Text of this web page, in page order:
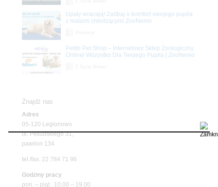
Upały wracają! Zadbaj o komfort swojego pupila
z matami chłodzącymi ZooNemo
Petito Pet Shop – Internetowy Sklep Zoologiczny
Online! Wszystko Dla Twojego Pupila | ZooNemo
Znajdź nas
Adres
05-120 Legionowo
ul. Piłsudskiego 31,
pawilon 134
tel./fax. 22 784 71 96
Godziny pracy
pon. – piąt. 10.00 – 19.00